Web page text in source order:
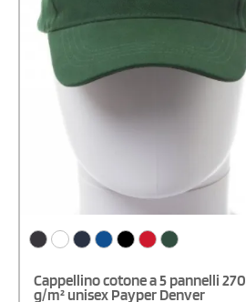
Cappellino cotone a 5 pannelli 270
g/m² unisex Payper Denver